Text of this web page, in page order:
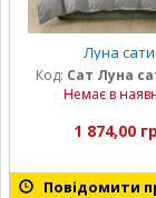
Луна
Код: Сат Луна
Немає в
1 874,00
Повідомити